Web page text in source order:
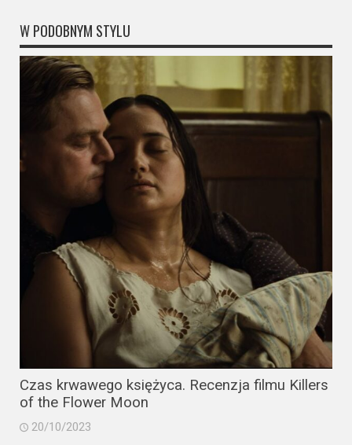
Streaming
Amazon
Prime
Video
Apple
HBO
Showtime
Podsumowania
W PODOBNYM STYLU
Czas krwawego księżyca. Recenzja filmu Killers
of the Flower Moon
20/10/2023